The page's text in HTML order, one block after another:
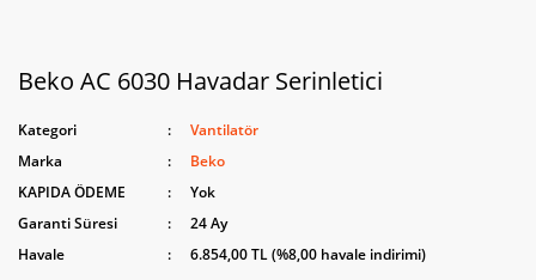
Beko AC 6030 Havadar Serinletici
Kategori
Vantilatör
Marka
Beko
KAPIDA ÖDEME
Yok
Garanti Süresi
24 Ay
Havale
6.854,00 TL (%8,00 havale indirimi)